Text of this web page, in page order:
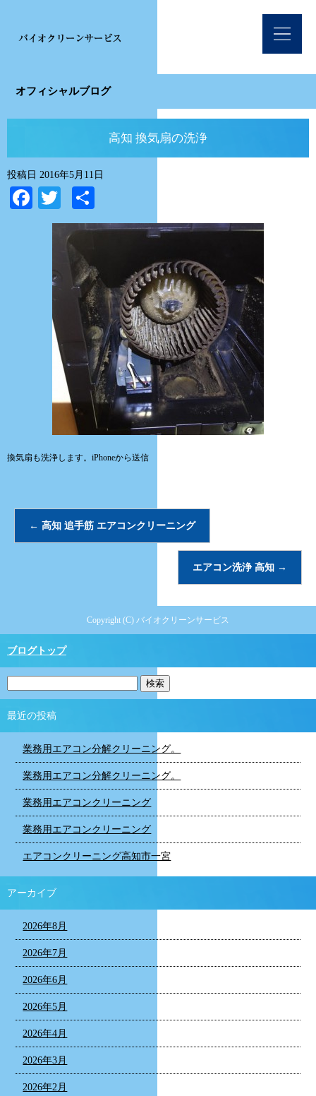
オフィシャルブログ
高知 換気扇の洗浄
投稿日 2016年5月11日
Facebook
Twitter
有
換気扇も洗浄します。iPhoneから送信
← 高知 追手筋 エアコンクリーニング
エアコン洗浄 高知 →
Copyright (C) バイオクリーンサービス
ブログトップ
最近の投稿
業務用エアコン分解クリーニング。
業務用エアコン分解クリーニング。
業務用エアコンクリーニング
業務用エアコンクリーニング
エアコンクリーニング高知市一宮
アーカイブ
2026年8月
2026年7月
2026年6月
2026年5月
2026年4月
2026年3月
2026年2月